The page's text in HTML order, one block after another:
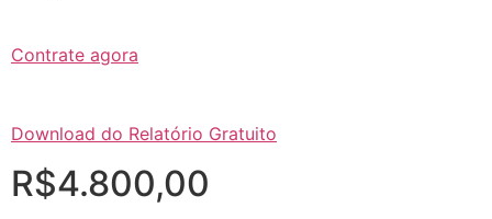
Contrate agora
Download do Relatório Gratuito
R$4.800,00